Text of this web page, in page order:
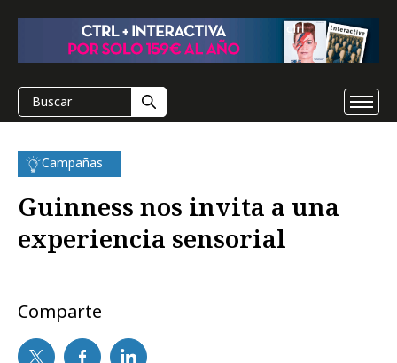
Campañas
Guinness nos invita a una
experiencia sensorial
Comparte